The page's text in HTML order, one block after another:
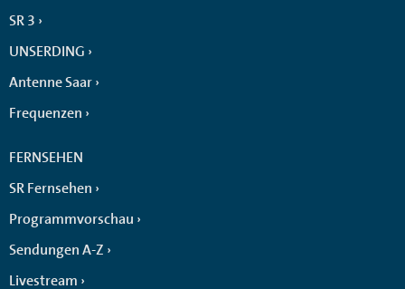
SR 3
UNSERDING
Antenne Saar
Frequenzen
FERNSEHEN
SR Fernsehen
Programmvorschau
Sendungen A-Z
Livestream